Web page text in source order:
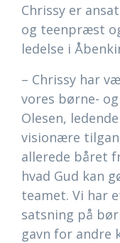
Chrissy er
og teenpræst
ledelse i
– Chrissy har
vores børne-
Olesen,
visionære
allerede båret
hvad Gud kan
teamet. Vi har
satsning på
gavn for andre